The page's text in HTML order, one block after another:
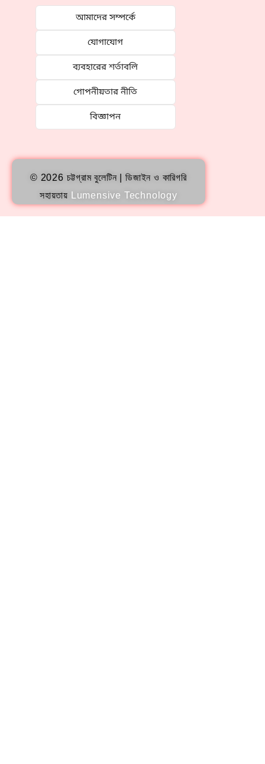
আমাদের সম্পর্কে
যোগাযোগ
ব্যবহারের শর্তাবলি
গোপনীয়তার নীতি
বিজ্ঞাপন
© 2026 চট্টগ্রাম বুলেটিন | ডিজাইন ও কারিগরি
সহায়তায়
Lumensive Technology